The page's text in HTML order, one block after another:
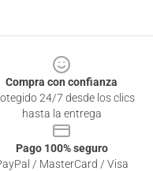
Compra con confianza
24/7 desde los clics
hasta la entrega
Pago 100% seguro
/ MasterCard / Visa